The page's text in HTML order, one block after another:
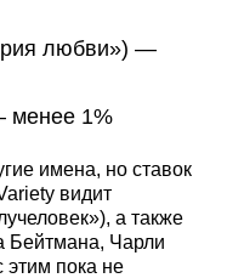
любви») —
менее 1%
имена, но ставок
видит
а также
Бейтмана, Чарли
пока не